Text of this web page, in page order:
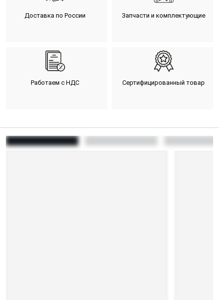
Доставка по России Запчасти и комплектующие
Работаем с НДС Сертифицированный товар